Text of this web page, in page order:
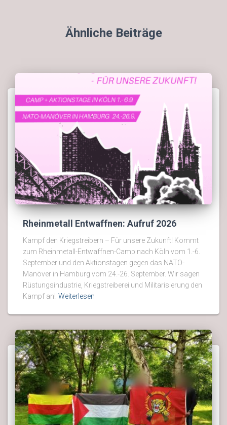
Ähnliche Beiträge
Rheinmetall Entwaffnen: Aufruf 2026
Kampf den Kriegstreibern – Für unsere Zukunft! Kommt
zum Rheinmetall-Entwaffnen-Camp nach Köln vom 1.-6.
September und den Aktionstagen gegen das NATO-
Manöver in Hamburg vom 24.-26. September. Wir sagen
Rüstungsindustrie, Kriegstreiberei und Militarisierung den
Kampf an! Weiterlesen